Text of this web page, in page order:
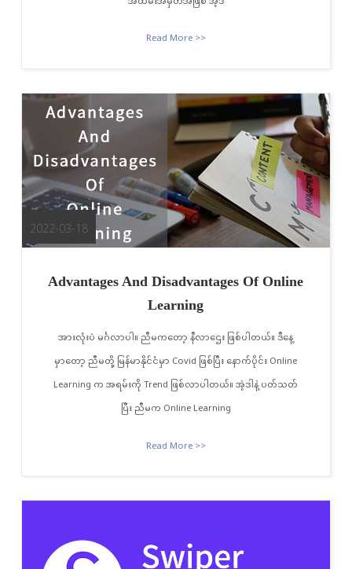
Read More >>
2022-03-18
Advantages And Disadvantages Of Online
Learning
အားလုံးပဲ မင်္ဂလာပါ။ ညီမကတော့ နီလာဌေး ဖြစ်ပါတယ်။ ဒီနေ့
မှာတော့ ညီမတို့ မြန်မာနိုင်ငံမှာ Covid ဖြစ်ပြီး နောက်ပိုင်း Online
Learning က အရမ်းကို Trend ဖြစ်လာပါတယ်။ အဲ့ဒါနဲ့ ပတ်သတ်
ပြီး ညီမက Online Learning
Read More >>